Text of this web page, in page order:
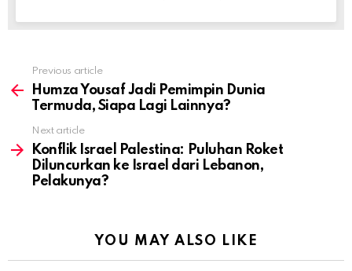
more
Previous article
Humza Yousaf Jadi Pemimpin Dunia
Termuda, Siapa Lagi Lainnya?
Next article
Konflik Israel Palestina: Puluhan Roket
Diluncurkan ke Israel dari Lebanon,
Pelakunya?
YOU MAY ALSO LIKE